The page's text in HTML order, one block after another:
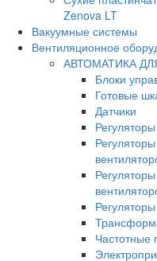
Zenova LT
Вакуумные системы
Вентиляционное
АВТОМАТИКА
Блоки
Готовые
Датчики
Частотные